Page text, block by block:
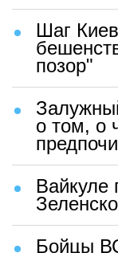
Шаг
позор"
о том, о
Вайкуле
Бойцы